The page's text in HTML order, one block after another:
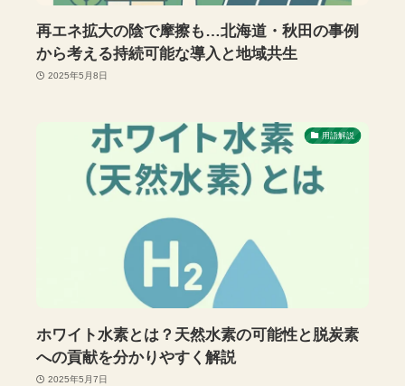
再エネ拡大の陰で摩擦も…北海道・秋田の事例
から考える持続可能な導入と地域共生
2025年5月8日
用語解説
ホワイト水素とは？天然水素の可能性と脱炭素
への貢献を分かりやすく解説
2025年5月7日